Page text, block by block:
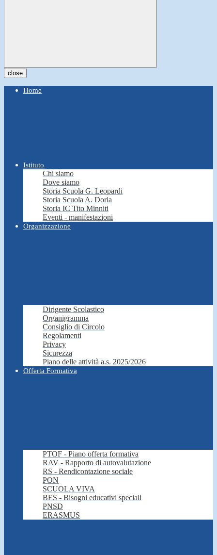
close
Home
Istituto
Chi siamo
Dove siamo
Storia Scuola G. Leopardi
Storia Scuola A. Doria
Storia IC Tito Minniti
Eventi - manifestazioni
Organizzazione
Dirigente Scolastico
Organigramma
Consiglio di Circolo
Regolamenti
Privacy
Sicurezza
Piano delle attività a.s. 2025/2026
Offerta Formativa
PTOF - Piano offerta formativa
RAV - Rapporto di autovalutazione
RS - Rendicontazione sociale
PON
SCUOLA VIVA
BES - Bisogni educativi speciali
PNSD
ERASMUS